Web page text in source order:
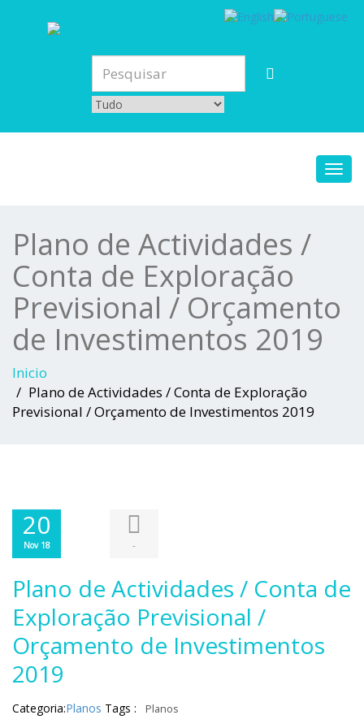
Plano de Actividades /
Conta de Exploração
Previsional / Orçamento
de Investimentos 2019
Inicio
Plano de Actividades / Conta de Exploração
Previsional / Orçamento de Investimentos 2019
20
Nov 18 -
Plano de Actividades / Conta de
Exploração Previsional /
Orçamento de Investimentos
2019
Categoria:Planos Tags : Planos